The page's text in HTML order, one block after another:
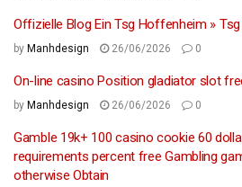
Offizielle Blog Ein Tsg Hoffenheim »
by Manhdesign 26/06/2026 0
On-line casino Position gladiator slot
by Manhdesign 26/06/2026 0
Gamble 19k+ 100 casino cookie 60
requirements percent free Gambling
otherwise Obtain